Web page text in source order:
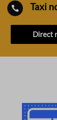
 Taxi
Direct